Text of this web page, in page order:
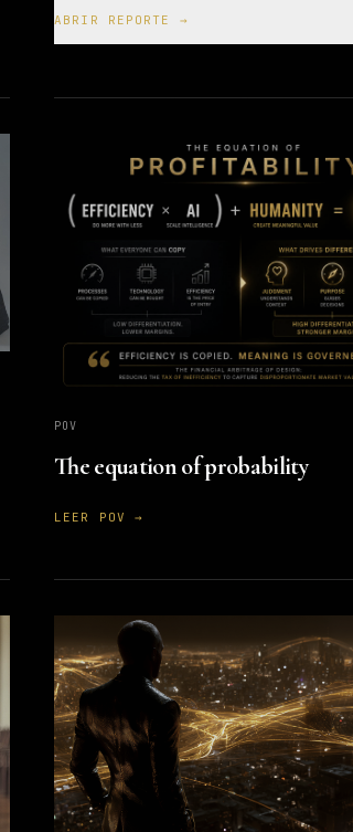
ABRIR REPORTE →
POV
The equation of probability
LEER POV →